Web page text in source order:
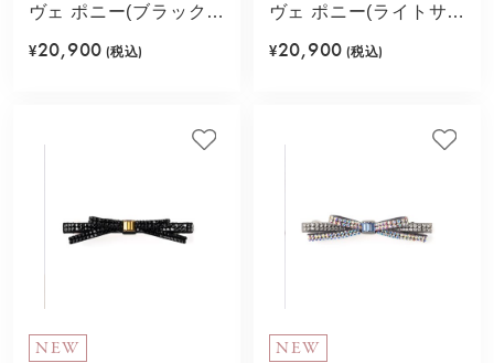
ヴェ ポニー(ブラックゴ
¥20,900 (税込)
ヴェ ポニー(ライトサフ
¥20,900 (税込)
NEW NEW